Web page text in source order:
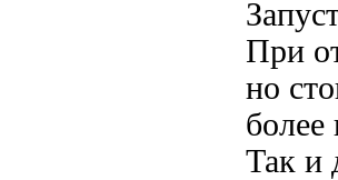
При
но
более
Так и